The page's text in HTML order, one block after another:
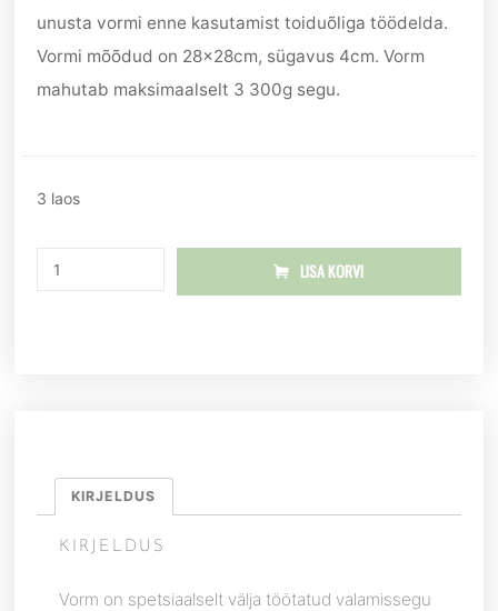
unusta vormi enne kasutamist toiduõliga töödelda.
Vormi mõõdud on 28x28cm, sügavus 4cm. Vorm
mahutab maksimaalselt 3 300g segu.
3 laos
LISA KORVI
KIRJELDUS
KIRJELDUS
Vorm on spetsiaalselt välja töötatud valamissegu